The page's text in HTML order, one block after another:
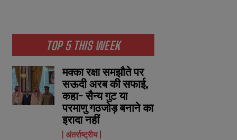
TOP 5 THIS WEEK
मक्का रक्षा समझौते पर
सऊदी अरब की सफाई,
कहा- सैन्य गुट या
परमाणु गठजोड़ बनाने का
इरादा नहीं
अंतर्राष्ट्रीय